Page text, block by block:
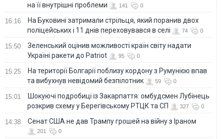
на її внутрішні проблеми
141 0
16:16
На Буковині затримали стрільця, який поранив двох
поліцейських і 11 днів переховувався в селі
74 0
15:50
Зеленський оцінив можливості країн світу надати
Україні ракети до Patriot
95 0
15:25
На території Болгарії поблизу кордону з Румунією впав
та вибухнув невідомий безпілотник
59 0
15:01
Шокуючі подробиці із Закарпаття: омбудсмен Лубінець
розкрив схему у Берегівському РТЦК та СП
327 0
14:38 Сенат США не дав Трампу грошей на війну з Іраном
201 0